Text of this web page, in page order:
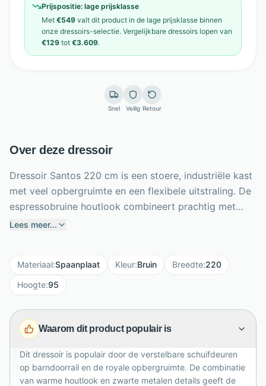
Prijspositie: lage prijsklasse
Met €549 valt dit product in de lage prijsklasse binnen
onze dressoirs-selectie. Vergelijkbare dressoirs lopen van
€129 tot €3.609.
Snel Veilig Retour
Over deze dressoir
Dressoir Santos 220 cm is een stoere, industriële kast
met veel opbergruimte en een flexibele uitstraling. De
espressobruine houtlook combineert prachtig met
zwarte metalen details, zoals de barndoorrail, het
welke delen je wilt tonen of juist verbergen. De royale
afmetingen van B220 x D45 x H95 cm maken dit
dagelijkse spullen. Door het robuuste ontwerp past
Santos mooi in moderne, landelijke en industriële
Lees meer...
Materiaal:Spaanplaat Kleur:Bruin Breedte:220
Hoogte:95
Waarom dit product populair is
Dit dressoir is populair door de verstelbare schuifdeuren
op barndoorrail en de royale opbergruimte. De combinatie
van warme houtlook en zwarte metalen details geeft de